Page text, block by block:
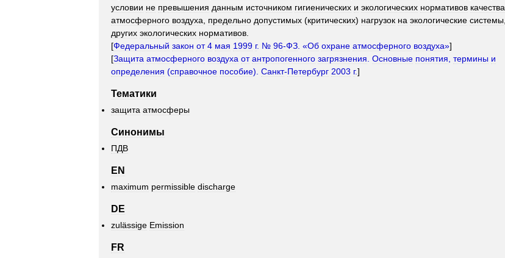
условии не превышения данным источником гигиенических и экологических нормативов качества
атмосферного воздуха предельно допустимых (критических) нагрузок на экологические системы
других экологических нормативов
[Федеральный закон от 4 мая 1999 г. № 96-ФЗ . «Об охране атмосферного воздуха»]
[Защита атмосферного воздуха от антропогенного загрязнения Основные понятия термины и
определения (справочное пособие). Санкт-Петербург 2003 г.]
Тематики
защита атмосферы
Синонимы
ПДВ
EN
maximum permissible discharge
DE
zulässige Emission
FR